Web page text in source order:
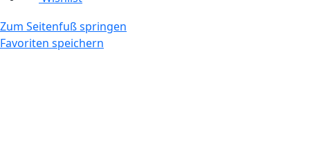
Zum Seitenfuß springen
Favoriten speichern